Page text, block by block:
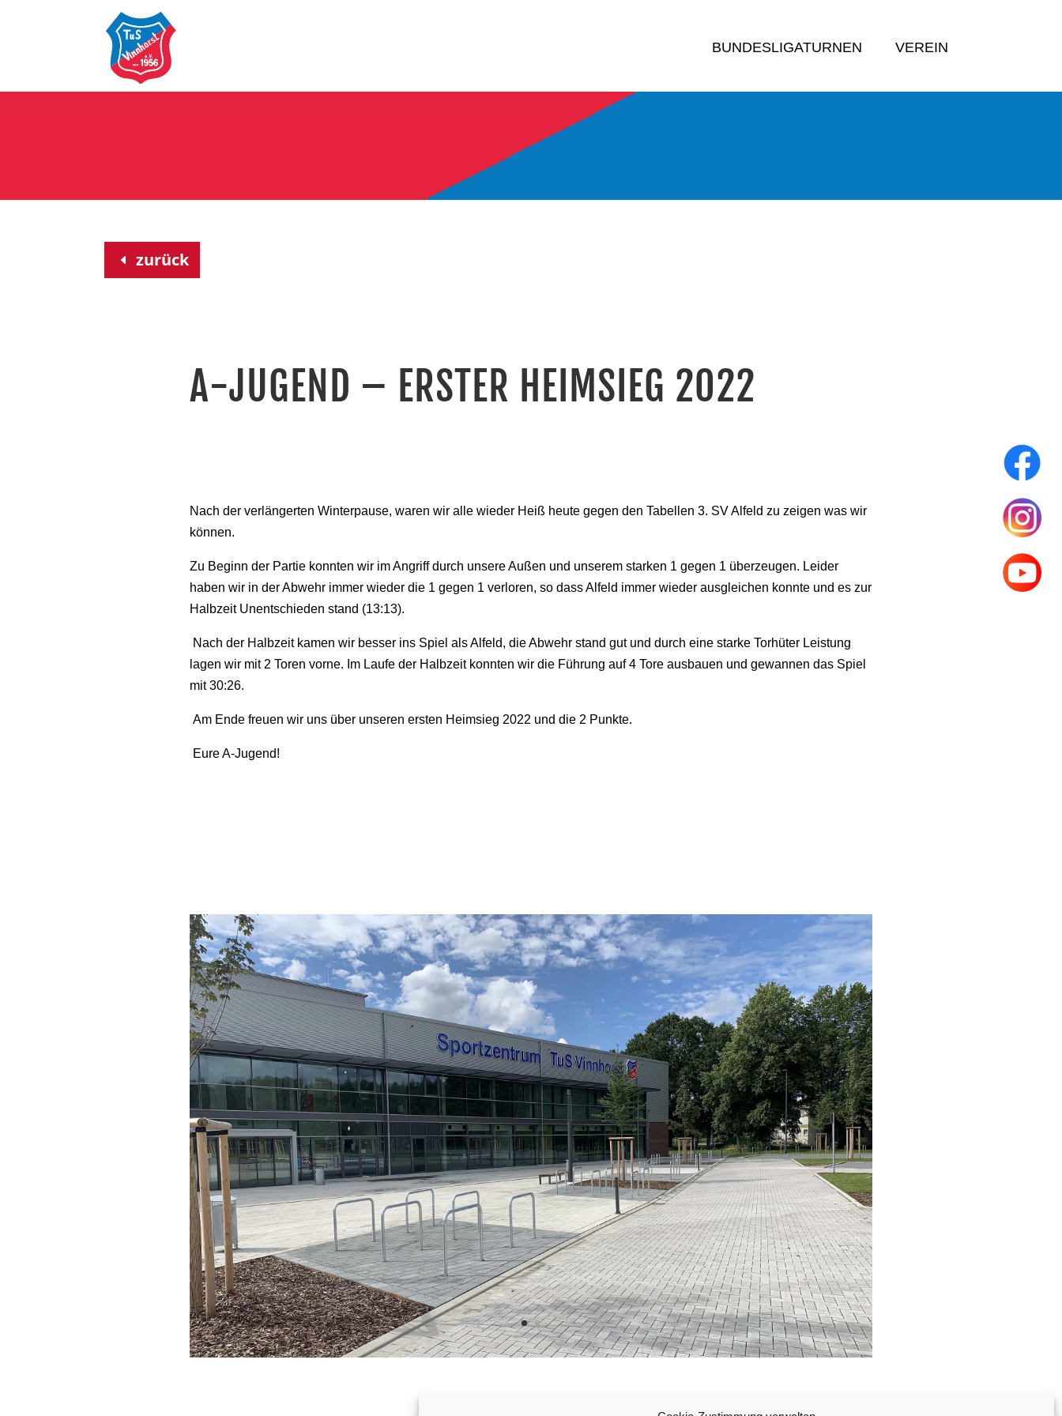
BUNDESLIGATURNEN VEREIN
zurück
A-JUGEND – ERSTER HEIMSIEG 2022
Nach der verlängerten Winterpause, waren wir alle wieder Heiß heute gegen den Tabellen 3. SV Alfeld zu zeigen was wir
können.
Zu Beginn der Partie konnten wir im Angriff durch unsere Außen und unserem starken 1 gegen 1 überzeugen. Leider
haben wir in der Abwehr immer wieder die 1 gegen 1 verloren, so dass Alfeld immer wieder ausgleichen konnte und es zur
Halbzeit Unentschieden stand (13:13).
Nach der Halbzeit kamen wir besser ins Spiel als Alfeld, die Abwehr stand gut und durch eine starke Torhüter Leistung
lagen wir mit 2 Toren vorne. Im Laufe der Halbzeit konnten wir die Führung auf 4 Tore ausbauen und gewannen das Spiel
mit 30:26.
Am Ende freuen wir uns über unseren ersten Heimsieg 2022 und die 2 Punkte.
Eure A-Jugend!